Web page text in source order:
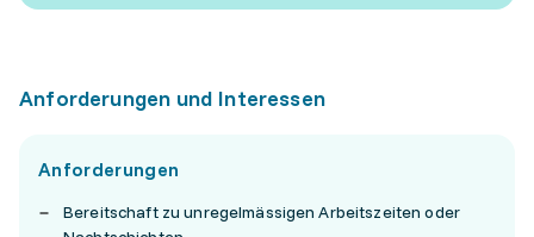
Anforderungen und Interessen
Anforderungen
Bereitschaft zu unregelmässigen Arbeitszeiten oder